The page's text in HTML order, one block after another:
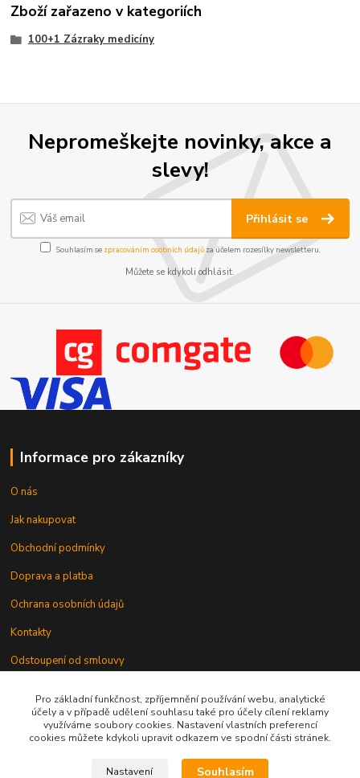
Zboží zařazeno v kategoriích
100+1 Zázraky medicíny
Nepromeškejte novinky, akce a
slevy!
Přihlásit se
Souhlasím se zpracováním osobních údajůza účelem rozesílky newsletteru.
Můžete se kdykoli odhlásit.
Informace pro zákazníky
O nás
Jak nakupovat
Obchodní podmínky
Doprava a platba
Ochrana osobních údajů
Kontakty
Odstoupení od smlouvy
Pro základní funkčnost, zpříjemnění používání webu, analytické
účely a v případě udělení souhlasu také pro účely cílení reklamy
využíváme soubory cookies. Nastavení vlastních preferencí
cookies můžete kdykoli upravit odkazem ve spodní části stránek.
Nastavení Souhlasím